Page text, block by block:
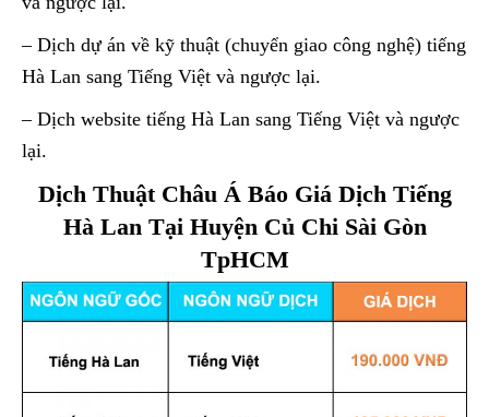
– Dịch dự án về kỹ thuật (chuyển giao công nghệ) tiếng
Hà Lan sang Tiếng Việt và ngược lại.
– Dịch website tiếng Hà Lan sang Tiếng Việt và ngược
lại.
Dịch Thuật Châu Á Báo Giá Dịch Tiếng
Hà Lan Tại Huyện Củ Chi Sài Gòn
TpHCM